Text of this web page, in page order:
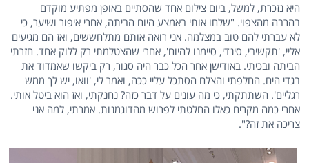
היא נזכרת, למשל, ביום צילום אחד שהסתיים באופן מפתיע מוקדם
בהרבה מהצפוי. "שלחו אותי באמצע היום הביתה, אחרי איפור ושיער, כי
לא עברתי להם טוב במצלמה. אני רואה אותם מתלחששים, ואז הם מגיעים
אליי, 'תקשיבי, סינדי, סיימנו להיום', אחרי שהצטלמתי רק ללוק אחד. חזרתי
הביתה ובכיתי. באודישן אחר הכל כבר היה סגור, רק ביקשו שאמדוד את
בגדי הים. החלפתי והצלם הסתכל עליי ככה, ואמר לי, 'וואו, יש לך ממש
רגליים'. השתתקתי, כי מה עונים על דבר כזה? נחנקתי, ואז הוא ביטל אותי.
אחרי כמה מקרים כאלו החלטתי לפרוש מהדוגמנות. אמרתי, למה אני
צריכה את זה?".